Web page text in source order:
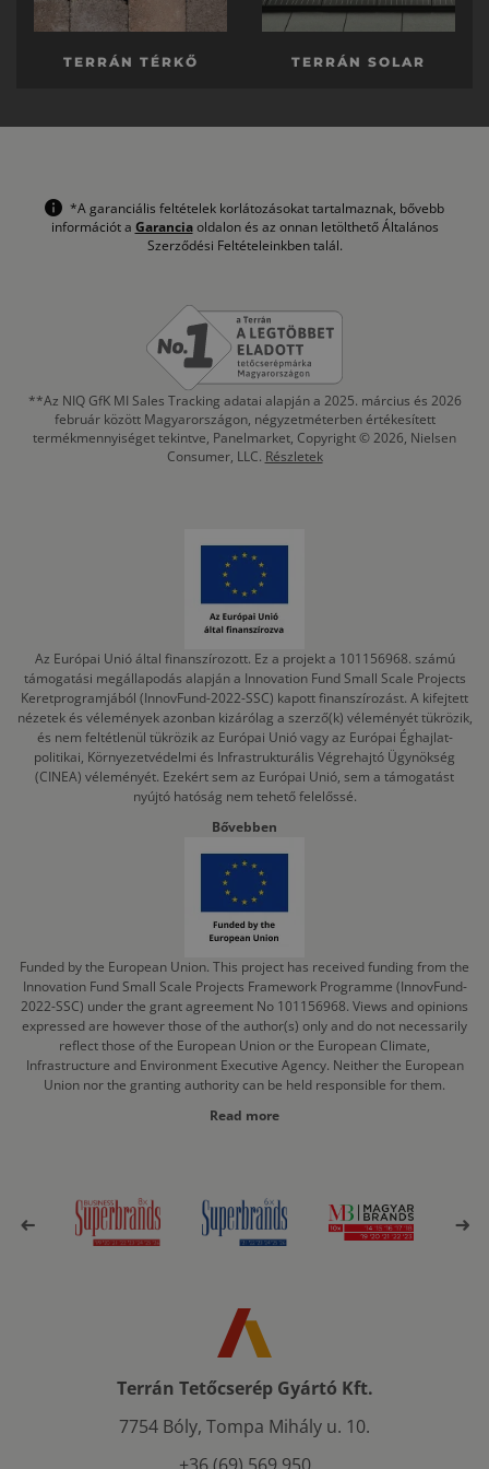
TERRÁN TÉRKŐ TERRÁN SOLAR
*A garanciális feltételek korlátozásokat tartalmaznak, bővebb
információt a Garanciaoldalon és az onnan letölthető Általános
Szerződési Feltételeinkben talál.
**Az NIQ GfK MI Sales Tracking adatai alapján a 2025. március és 2026
február között Magyarországon, négyzetméterben értékesített
termékmennyiséget tekintve, Panelmarket, Copyright © 2026, Nielsen
Consumer, LLC. Részletek
Az Európai Unió által finanszírozott. Ez a projekt a 101156968. számú
támogatási megállapodás alapján a Innovation Fund Small Scale Projects
Keretprogramjából (InnovFund-2022-SSC) kapott finanszírozást. A kifejtett
nézetek és vélemények azonban kizárólag a szerző(k) véleményét tükrözik,
és nem feltétlenül tükrözik az Európai Unió vagy az Európai Éghajlat-
politikai, Környezetvédelmi és Infrastrukturális Végrehajtó Ügynökség
(CINEA) véleményét. Ezekért sem az Európai Unió, sem a támogatást
nyújtó hatóság nem tehető felelőssé.
Bővebben
Funded by the European Union. This project has received funding from the
Innovation Fund Small Scale Projects Framework Programme (InnovFund-
2022-SSC) under the grant agreement No 101156968. Views and opinions
expressed are however those of the author(s) only and do not necessarily
reflect those of the European Union or the European Climate,
Infrastructure and Environment Executive Agency. Neither the European
Union nor the granting authority can be held responsible for them.
Read more
Terrán Tetőcserép Gyártó Kft.
7754 Bóly, Tompa Mihály u. 10.